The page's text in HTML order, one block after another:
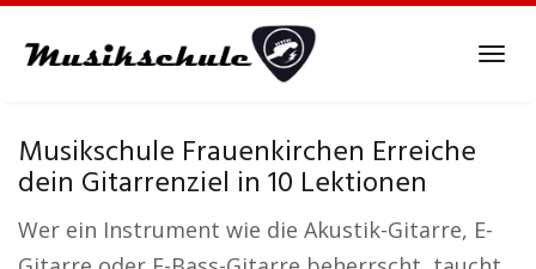
Musikschule Frauenkirchen Erreiche
dein Gitarrenziel in 10 Lektionen
Wer ein Instrument wie die Akustik-Gitarre, E-